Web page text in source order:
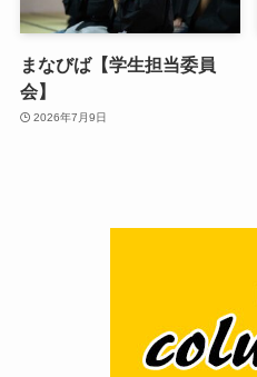
まなびば【学生担当委員
会】
2026年7月9日